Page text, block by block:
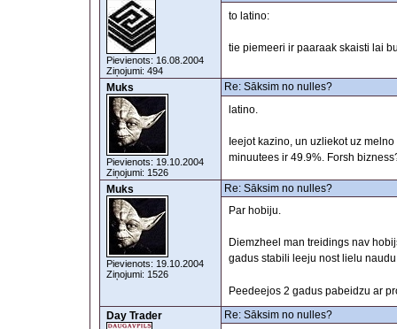
Pievienots: 16.08.2004
Ziņojumi: 494
to latino:
tie piemeeri ir paaraak skaisti lai
Muks
Pievienots: 19.10.2004
Ziņojumi: 1526
Re: Sāksim no nulles?
latino.
Ieejot kazino, un uzliekot uz
minuutees ir 49.9%. Forsh
Muks
Pievienots: 19.10.2004
Ziņojumi: 1526
Re: Sāksim no nulles?
Par hobiju.
Diemzheel man treidings nav
gadus stabili leeju nost lielu
Peedeejos 2 gadus pabeidzu ar
Day Trader
Re: Sāksim no nulles?